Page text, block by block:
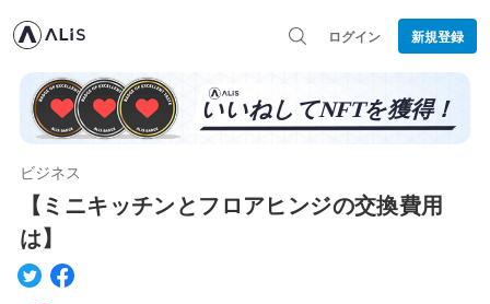
ログイン 新規登録
ビジネス
【ミニキッチンとフロアヒンジの交換費用
は】